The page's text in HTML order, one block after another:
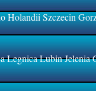
Holandii Szczecin
Legnica Lubin